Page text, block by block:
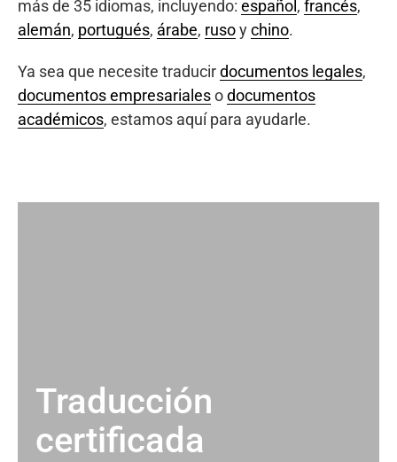
más de 35 idiomas, incluyendo: español , francés,
alemán, portugués, árabe, rusoychino.
Ya sea que necesite traducirdocumentos legales,
documentos empresarialesodocumentos
académicos, estamos aquí para ayudarle.
Traducción
certificada